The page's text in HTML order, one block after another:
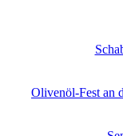
Olivenöl-Fest an